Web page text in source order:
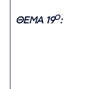
ΘΕΜΑ 19Ο: